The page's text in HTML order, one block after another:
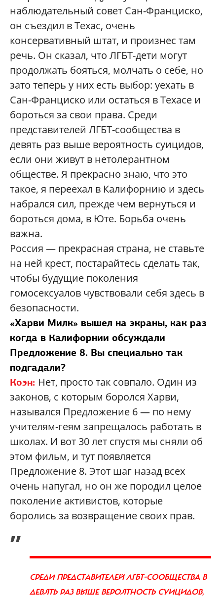
наблюдательный совет Сан-Франциско,
он съездил в Техас, очень
консервативный штат, и произнес там
речь. Он сказал, что ЛГБТ-дети могут
продолжать бояться, молчать о себе, но
зато теперь у них есть выбор: уехать в
Сан-Франциско или остаться в Техасе и
бороться за свои права. Среди
представителей ЛГБТ-сообщества в
девять раз выше вероятность суицидов,
если они живут в нетолерантном
обществе. Я прекрасно знаю, что это
такое, я переехал в Калифорнию и здесь
набрался сил, прежде чем вернуться и
бороться дома, в Юте. Борьба очень
важна.
Россия — прекрасная страна, не ставьте
на ней крест, постарайтесь сделать так,
чтобы будущие поколения
гомосексуалов чувствовали себя здесь в
безопасности.
«Харви Милк» вышел на экраны, как раз
когда в Калифорнии обсуждали
Предложение 8. Вы специально так
подгадали?
Коэн: Нет, просто так совпало. Один из
законов, с которым боролся Харви,
назывался Предложение 6 — по нему
учителям-геям запрещалось работать в
школах. И вот 30 лет спустя мы сняли об
этом фильм, и тут появляется
Предложение 8. Этот шаг назад всех
очень напугал, но он же породил целое
поколение активистов, которые
боролись за возвращение своих прав.
„
СРЕДИ ПРЕДСТАВИТЕЛЕЙ ЛГБТ-СООБЩЕСТВА В
ДЕВЯТЬ РАЗ ВЫШЕ ВЕРОЯТНОСТЬ СУИЦИДОВ,